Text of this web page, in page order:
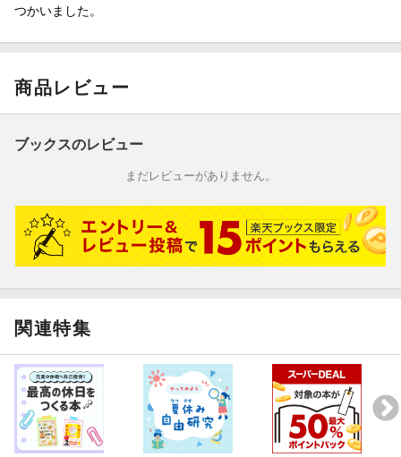
つかいました。
商品レビュー
ブックスのレビュー
まだレビューがありません。
関連特集